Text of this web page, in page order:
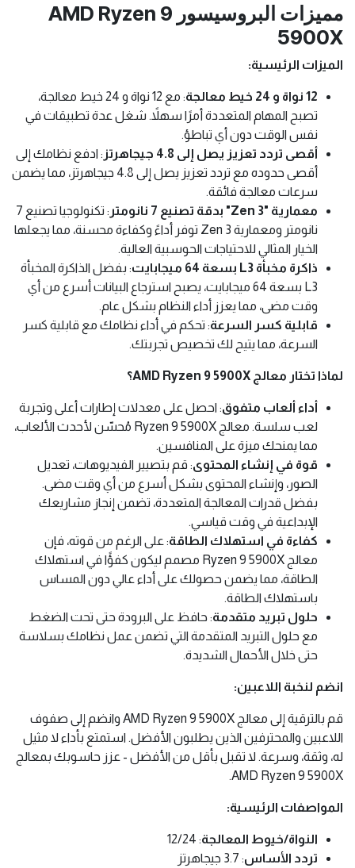
مميزات البروسيسور AMD Ryzen 9
5900X
الميزات الرئيسية:
12 نواة و 24 خيط معالجة
: مع 12 نواة و 24 خيط معالجة،
تصبح المهام المتعددة أمرًا سهلاً. شغل عدة تطبيقات في
نفس الوقت دون أي تباطؤ.
أقصى تردد تعزيز يصل إلى 4.8 جيجاهرتز
: ادفع نظامك إلى
أقصى حدوده مع تردد تعزيز يصل إلى 4.8 جيجاهرتز، مما يضمن
سرعات معالجة فائقة.
معمارية "Zen 3" بدقة تصنيع 7 نانومتر
: تكنولوجيا تصنيع 7
نانومتر ومعمارية Zen 3 توفر أداءً وكفاءة محسنة، مما يجعلها
الخيار المثالي للاحتياجات الحوسبية العالية.
ذاكرة مخبأة L3 بسعة 64 ميجابايت
: بفضل الذاكرة المخبأة
L3 بسعة 64 ميجابايت، يصبح استرجاع البيانات أسرع من أي
وقت مضى، مما يعزز أداء النظام بشكل عام.
قابلية كسر السرعة: تحكم في أداء نظامك مع قابلية كسر
السرعة، مما يتيح لك تخصيص تجربتك.
لماذا تختار معالج AMD Ryzen 9 5900X؟
أداء ألعاب متفوق: احصل على معدلات إطارات أعلى وتجربة
لعب سلسة. معالج Ryzen 9 5900X مُحسّن لأحدث الألعاب،
مما يمنحك ميزة على المنافسين.
قوة في إنشاء المحتوى: قم بتصيير الفيديوهات، تعديل
الصور، وإنشاء المحتوى بشكل أسرع من أي وقت مضى.
بفضل قدرات المعالجة المتعددة، تضمن إنجاز مشاريعك
الإبداعية في وقت قياسي.
كفاءة في استهلاك الطاقة: على الرغم من قوته، فإن
معالج Ryzen 9 5900X مصمم ليكون كفؤًا في استهلاك
الطاقة، مما يضمن حصولك على أداء عالي دون المساس
باستهلاك الطاقة.
حلول تبريد متقدمة: حافظ على البرودة حتى تحت الضغط
مع حلول التبريد المتقدمة التي تضمن عمل نظامك بسلاسة
حتى خلال الأحمال الشديدة.
انضم لنخبة اللاعبين:
قم بالترقية إلى معالج AMD Ryzen 9 5900X وانضم إلى صفوف
اللاعبين والمحترفين الذين يطلبون الأفضل. استمتع بأداء لا مثيل
له، وثقة، وسرعة. لا تقبل بأقل من الأفضل - عزز حاسوبك بمعالج
AMD Ryzen 9 5900X.
المواصفات الرئيسية:
النواة/خيوط المعالجة: 12/24
تردد الأساس: 3.7 جيجاهرتز